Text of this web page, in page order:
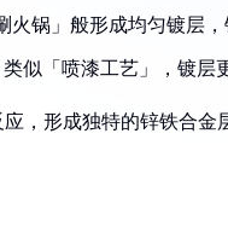
锅」般形成均匀镀层，
似「喷漆工艺」，镀层
，形成独特的锌铁合金